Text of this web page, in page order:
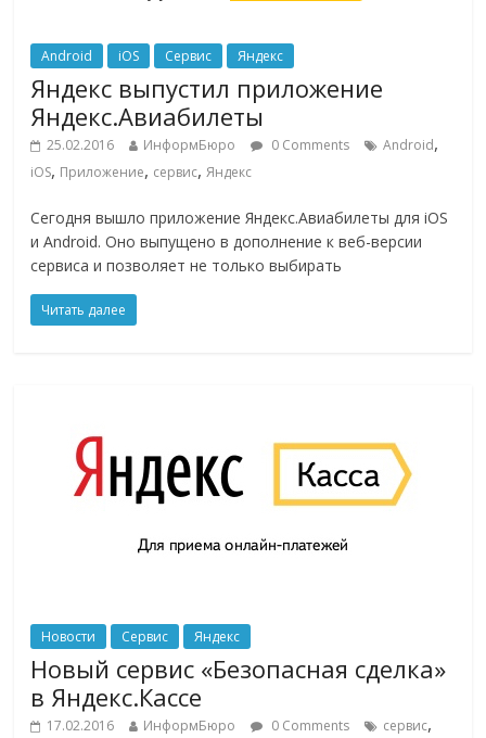
Android iOS Сервис Яндекс
Яндекс выпустил приложение
Яндекс.Авиабилеты
25.02.2016 ИнформБюро 0 Comments Android,
iOS, Приложение, сервис,Яндекс
Сегодня вышло приложение Яндекс.Авиабилеты для iOS
и Android. Оно выпущено в дополнение к веб-версии
сервиса и позволяет не только выбирать
Читать далее
Новости Сервис Яндекс
Новый сервис «Безопасная сделка»
в Яндекс.Кассе
17.02.2016 ИнформБюро 0 Comments сервис,